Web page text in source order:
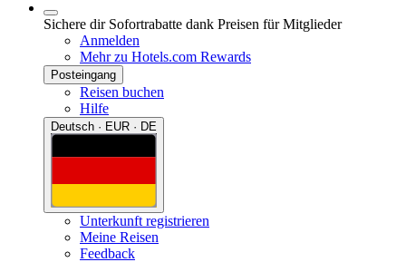
Sichere dir Sofortrabatte dank Preisen für Mitglieder
Anmelden
Mehr zu Hotels.com Rewards
Posteingang
Reisen buchen
Hilfe
Deutsch · EUR · DE
Unterkunft registrieren
Meine Reisen
Feedback